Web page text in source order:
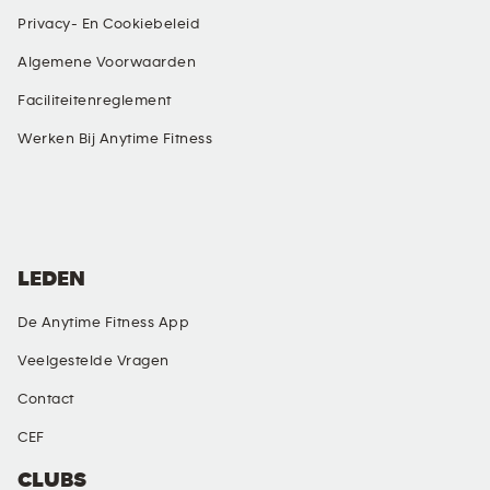
Privacy- En Cookiebeleid
Algemene Voorwaarden
Faciliteitenreglement
Werken Bij Anytime Fitness
CLUBS
LEDEN
De Anytime Fitness App
Veelgestelde Vragen
Contact
CEF